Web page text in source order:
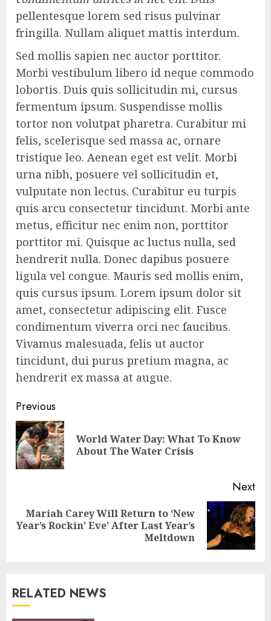
pellentesque lorem sed risus pulvinar
fringilla. Nullam aliquet mattis interdum.
Sed mollis sapien nec auctor porttitor.
Morbi vestibulum libero id neque commodo
lobortis. Duis quis sollicitudin mi, cursus
fermentum ipsum. Suspendisse mollis
tortor non volutpat pharetra. Curabitur mi
felis, scelerisque sed massa ac, ornare
tristique leo. Aenean eget est velit. Morbi
urna nibh, posuere vel sollicitudin et,
vulputate non lectus. Curabitur eu turpis
quis arcu consectetur tincidunt. Morbi ante
metus, efficitur nec enim non, porttitor
porttitor mi. Quisque ac luctus nulla, sed
hendrerit nulla. Donec dapibus posuere
ligula vel congue. Mauris sed mollis enim,
quis cursus ipsum. Lorem ipsum dolor sit
amet, consectetur adipiscing elit. Fusce
condimentum viverra orci nec faucibus.
Vivamus malesuada, felis ut auctor
tincidunt, dui purus pretium magna, ac
hendrerit ex massa at augue.
Continue
Reading
Previous
World Water Day: What To Know
About The Water Crisis
Next
Next
Mariah Carey Will Return to ‘New
Year’s Rockin’ Eve’ After Last Year’s
Meltdown
RELATED NEWS